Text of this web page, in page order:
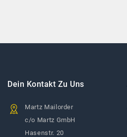
Dein Kontakt Zu Uns
Martz Mailorder
c/o Martz GmbH
Hasenstr. 20